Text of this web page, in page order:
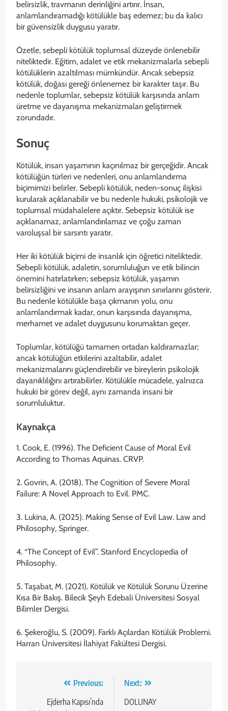
belirsizlik, travmanın derinliğini artırır. İnsan,
anlamlandıramadığı kötülükle baş edemez; bu da kalıcı
bir güvensizlik duygusu yaratır.
Özetle, sebepli kötülük toplumsal düzeyde önlenebilir
niteliktedir. Eğitim, adalet ve etik mekanizmalarla sebepli
kötülüklerin azaltılması mümkündür. Ancak sebepsiz
kötülük, doğası gereği önlenemez bir karakter taşır. Bu
nedenle toplumlar, sebepsiz kötülük karşısında anlam
üretme ve dayanışma mekanizmaları geliştirmek
zorundadır.
Sonuç
Kötülük, insan yaşamının kaçınılmaz bir gerçeğidir. Ancak
kötülüğün türleri ve nedenleri, onu anlamlandırma
biçimimizi belirler. Sebepli kötülük, neden-sonuç ilişkisi
kurularak açıklanabilir ve bu nedenle hukuki, psikolojik ve
toplumsal müdahalelere açıktır. Sebepsiz kötülük ise
açıklanamaz, anlamlandırılamaz ve çoğu zaman
varoluşsal bir sarsıntı yaratır.
Her iki kötülük biçimi de insanlık için öğretici niteliktedir.
Sebepli kötülük, adaletin, sorumluluğun ve etik bilincin
önemini hatırlatırken; sebepsiz kötülük, yaşamın
belirsizliğini ve insanın anlam arayışının sınırlarını gösterir.
Bu nedenle kötülükle başa çıkmanın yolu, onu
anlamlandırmak kadar, onun karşısında dayanışma,
merhamet ve adalet duygusunu korumaktan geçer.
Toplumlar, kötülüğü tamamen ortadan kaldıramazlar;
ancak kötülüğün etkilerini azaltabilir, adalet
mekanizmalarını güçlendirebilir ve bireylerin psikolojik
dayanıklılığını artırabilirler. Kötülükle mücadele, yalnızca
hukuki bir görev değil, aynı zamanda insani bir
sorumluluktur.
Kaynakça
1. Cook, E. (1996). The Deficient Cause of Moral Evil
According to Thomas Aquinas. CRVP.
2. Govrin, A. (2018). The Cognition of Severe Moral
Failure: A Novel Approach to Evil. PMC.
3. Lukina, A. (2025). Making Sense of Evil Law. Law and
Philosophy, Springer.
4. “The Concept of Evil”. Stanford Encyclopedia of
Philosophy.
5. Taşabat, M. (2021). Kötülük ve Kötülük Sorunu Üzerine
Kısa Bir Bakış. Bilecik Şeyh Edebali Üniversitesi Sosyal
Bilimler Dergisi.
6. Şekeroğlu, S. (2009). Farklı Açılardan Kötülük Problemi.
Harran Üniversitesi İlahiyat Fakültesi Dergisi.
gezinmesi
Previous:
Ejderha Kapısı’nda
Next:
DOLUNAY